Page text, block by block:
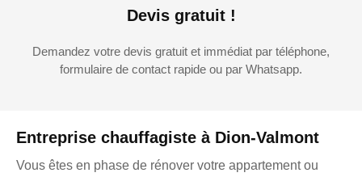
Entreprise chauffagiste à Dion-Valmont
Vous êtes en phase de rénover votre appartement ou
Devis gratuit !
Demandez votre devis gratuit et immédiat par téléphone,
formulaire de contact rapide ou par Whatsapp.